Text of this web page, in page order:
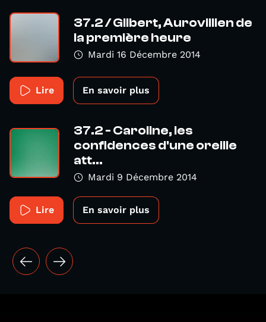
37.2 / Gilbert, Aurovillien de
la première heure
Mardi 16 Décembre 2014
Lire En savoir plus
37.2 - Caroline, les
confidences d'une oreille
att...
Mardi 9 Décembre 2014
Lire En savoir plus